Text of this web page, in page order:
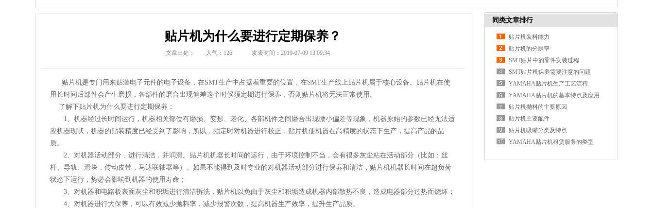
贴片机为什么要进行定期保养？
文章出处： 人气： 126 发表时间：2019-07-09 13:09:34
贴片机是专门用来贴装电子元件的电子设备，在SMT生产中占据着重要的位置，在SMT生产线上贴片机属于核心设备。贴片机在使
用长时间后部件会产生磨损，各部件的磨合出现偏差这个时候须定期进行保养，否则贴片机将无法正常使用。
了解下贴片机为什么要进行定期保养：
1、机器经过长时间运行，机器相关部位有磨损、变形、老化、各部机件之间磨合出现微小偏差等现象，机器原始的参数已经无法适
应机器现状，机器的贴装精度已经受到了影响，所以，须定时对机器进行校正，贴片机使机器在高精度的状态下生产，提高产品的品
质。
2、对机器活动部分，进行清洁，并润滑。贴片机机器长时间的运行，由于环境控制不当，会有很多灰尘粘在活动部分（比如：丝
杆、导轨、滑块，传动皮带，马达联轴器等）。如果不能得到及时专业的对机器活动部分进行保养和清洁，贴片机机器长时间在超负荷
状态下运行，势必会影响到机器的使用寿命；
3、对机器和电路板表面灰尘和积垢进行清洁拆洗，贴片机以免由于灰尘和积垢造成机器内部散热不良，造成电器部分过热而烧坏；
4、对机器进行大保养，可以有效减少抛料率，减少报警次数，提高机器生产效率，提升生产品质。
同类文章排行
贴片机装料能力
贴片机的分辨率
SMT贴片中的零件安装过程
SMT贴片机保养需要注意的问题
YAMAHA贴片机生产工艺流程
YAMAHA贴片机的基本特点及应用
贴片机抛料的主要原因
贴片机主要配件
贴片机吸嘴分类及特点
YAMAHA贴片机租赁服务的类型